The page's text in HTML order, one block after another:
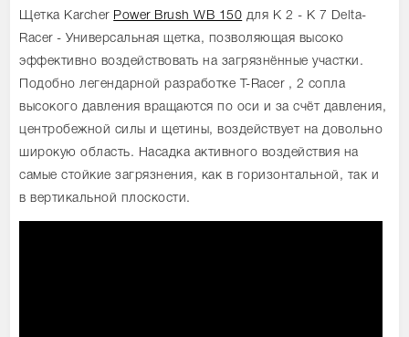
Щетка Karcher Power Brush WB 150 для K 2 - K 7 Delta-
Racer - Универсальная щетка, позволяющая высоко
эффективно воздействовать на загрязнённые участки.
Подобно легендарной разработке T-Racer , 2 сопла
высокого давления вращаются по оси и за счёт давления,
центробежной силы и щетины, воздействует на довольно
широкую область. Насадка активного воздействия на
самые стойкие загрязнения, как в горизонтальной, так и
в вертикальной плоскости.